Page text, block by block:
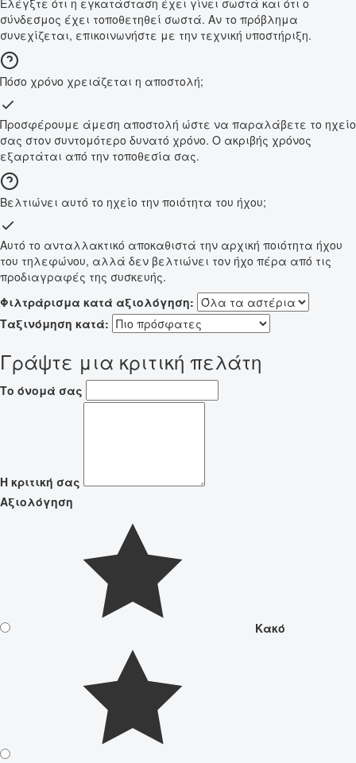
Ελέγξτε ότι η εγκατάσταση έχει γίνει σωστά και ότι ο
σύνδεσμος έχει τοποθετηθεί σωστά. Αν το πρόβλημα
συνεχίζεται, επικοινωνήστε με την τεχνική υποστήριξη.
Πόσο χρόνο χρειάζεται η αποστολή;
Προσφέρουμε άμεση αποστολή ώστε να παραλάβετε το ηχείο
σας στον συντομότερο δυνατό χρόνο. Ο ακριβής χρόνος
εξαρτάται από την τοποθεσία σας.
Βελτιώνει αυτό το ηχείο την ποιότητα του ήχου;
Αυτό το ανταλλακτικό αποκαθιστά την αρχική ποιότητα ήχου
του τηλεφώνου, αλλά δεν βελτιώνει τον ήχο πέρα από τις
προδιαγραφές της συσκευής.
Φιλτράρισμα κατά αξιολόγηση:
Ταξινόμηση κατά:
Γράψτε μια κριτική πελάτη
Το όνομά σας
Η κριτική σας
Αξιολόγηση
Κακό